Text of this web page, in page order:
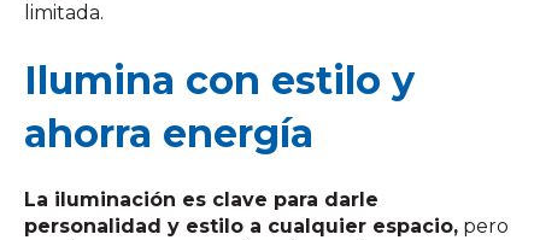
limitada.
Ilumina con estilo y
ahorra energía
La iluminación es clave para darle
personalidad y estilo a cualquier espacio, pero